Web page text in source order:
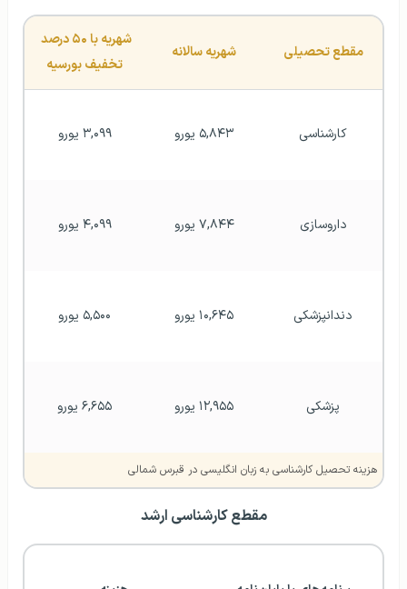
مقطع تحصیلی شهریه سالانه
تخفیف بورسیه
کارشناسی ۵,۸۴۳ یورو ۳,۰۹۹ یورو
داروسازی ۷,۸۴۴ یورو ۴,۰۹۹ یورو
دندانپزشکی ۱۰,۶۴۵ یورو ۵,۵۰۰ یورو
پزشکی ۱۲,۹۵۵ یورو ۶,۶۵۵ یورو
هزینه تحصیل کارشناسی به زبان انگلیسی در قبرس شمالی
مقطع کارشناسی ارشد